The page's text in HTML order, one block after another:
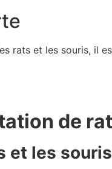
rats et les souris, il
de
et les